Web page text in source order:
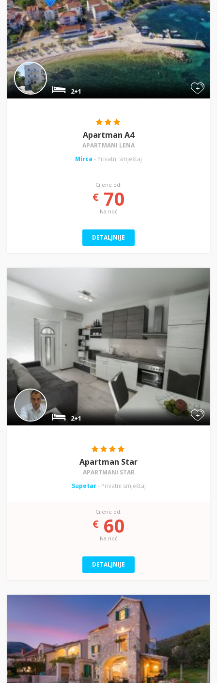
+
2+1
Apartman A4
APARTMANI LENA
Mirca - Privatni smještaj
Cijene od:
€70
Na noć
DETALJNIJE
+
2+1
Apartman Star
APARTMANI STAR
Supetar - Privatni smještaj
Cijene od:
€60
Na noć
DETALJNIJE